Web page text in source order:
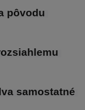
pôvodu
samostatné